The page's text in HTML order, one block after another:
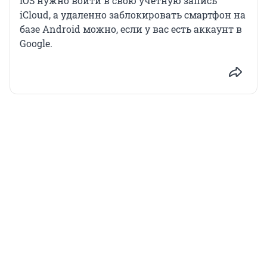
iCloud, а удаленно заблокировать смартфон на
базе Android можно, если у вас есть аккаунт в
Google.